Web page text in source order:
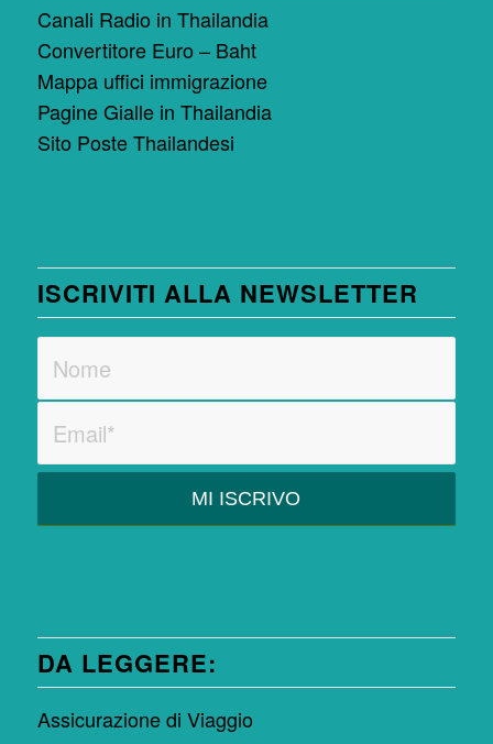
Canali Radio in Thailandia
Convertitore Euro – Baht
Mappa uffici immigrazione
Pagine Gialle in Thailandia
Sito Poste Thailandesi
ISCRIVITI ALLA NEWSLETTER
DA LEGGERE:
Assicurazione di Viaggio